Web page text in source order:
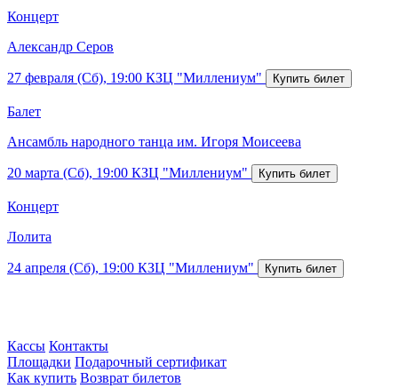
Концерт
Александр Серов
27 февраля (Сб), 19:00 КЗЦ "Миллениум"
Балет
Ансамбль народного танца им. Игоря Моисеева
20 марта (Сб), 19:00 КЗЦ "Миллениум"
Концерт
Лолита
24 апреля (Сб), 19:00 КЗЦ "Миллениум"
Кассы Контакты
Площадки Подарочный сертификат
Как купить Возврат билетов